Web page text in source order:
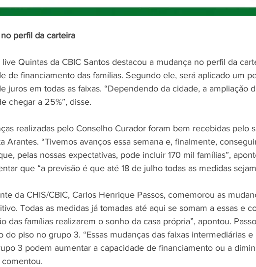
perfil da carteira
live Quintas da CBIC Santos destacou a mudança no perfil da
de financiamento das famílias. Segundo ele, será aplicado um
juros em todas as faixas. “Dependendo da cidade, a ampliação
chegar a 25%”, disse.
realizadas pelo Conselho Curador foram bem recebidas pelo
Arantes. “Tivemos avanços essa semana e, finalmente,
pelas nossas expectativas, pode incluir 170 mil famílias”,
que “a previsão é que até 18 de julho todas as medidas
da CHIS/CBIC, Carlos Henrique Passos, comemorou as
Todas as medidas já tomadas até aqui se somam a essas e
das famílias realizarem o sonho da casa própria”, apontou.
do piso no grupo 3. “Essas mudanças das faixas intermediárias
3 podem aumentar a capacidade de financiamento ou a
comentou.